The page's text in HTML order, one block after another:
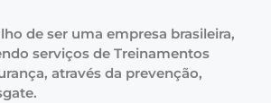
de ser uma empresa brasileira,
serviços de Treinamentos
através da prevenção,